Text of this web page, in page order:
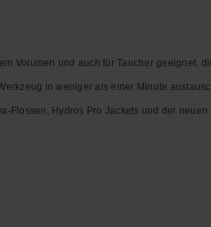
Volumen und auch für Taucher geeignet,
in weniger als einer Minute
Flossen, Hydros Pro Jackets und der